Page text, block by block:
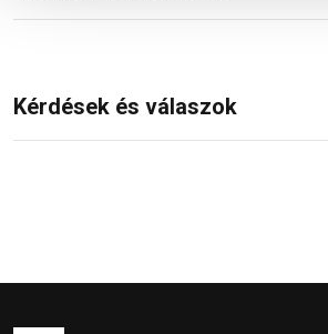
Kérdések és válaszok